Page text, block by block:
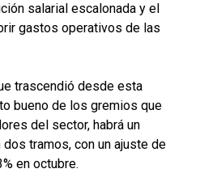
salarial escalonada y el
gastos operativos de las
trascendió desde esta
bueno de los gremios que
del sector, habrá un
tramos, con un ajuste de
en octubre.